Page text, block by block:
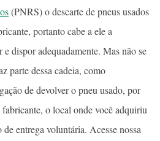
(PNRS) o descarte de pneus usados
portanto cabe a ele a
dispor adequadamente. Mas não se
parte dessa cadeia, como
de devolver o pneu usado, por
o local onde você adquiriu
entrega voluntária. Acesse nossa